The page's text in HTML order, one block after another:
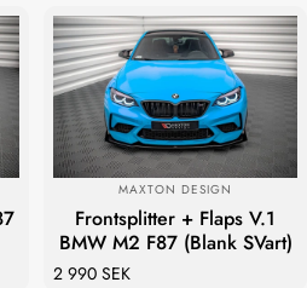
LEVERANTÖR:
MAXTON DESIGN
Frontsplitter + Flaps V.1
BMW M2 F87 (Blank SVart)
2 990 SEK